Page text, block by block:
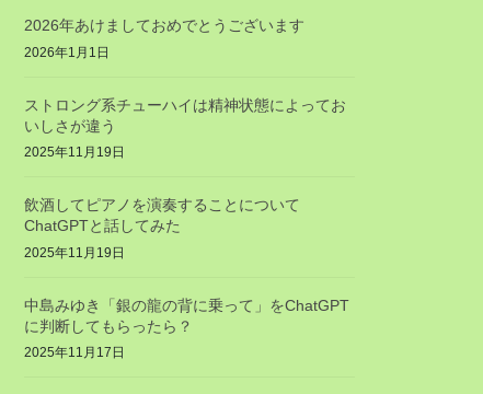
2026年あけましておめでとうございます
2026年1月1日
ストロング系チューハイは精神状態によってお
いしさが違う
2025年11月19日
飲酒してピアノを演奏することについて
ChatGPTと話してみた
2025年11月19日
中島みゆき「銀の龍の背に乗って」をChatGPT
に判断してもらったら？
2025年11月17日